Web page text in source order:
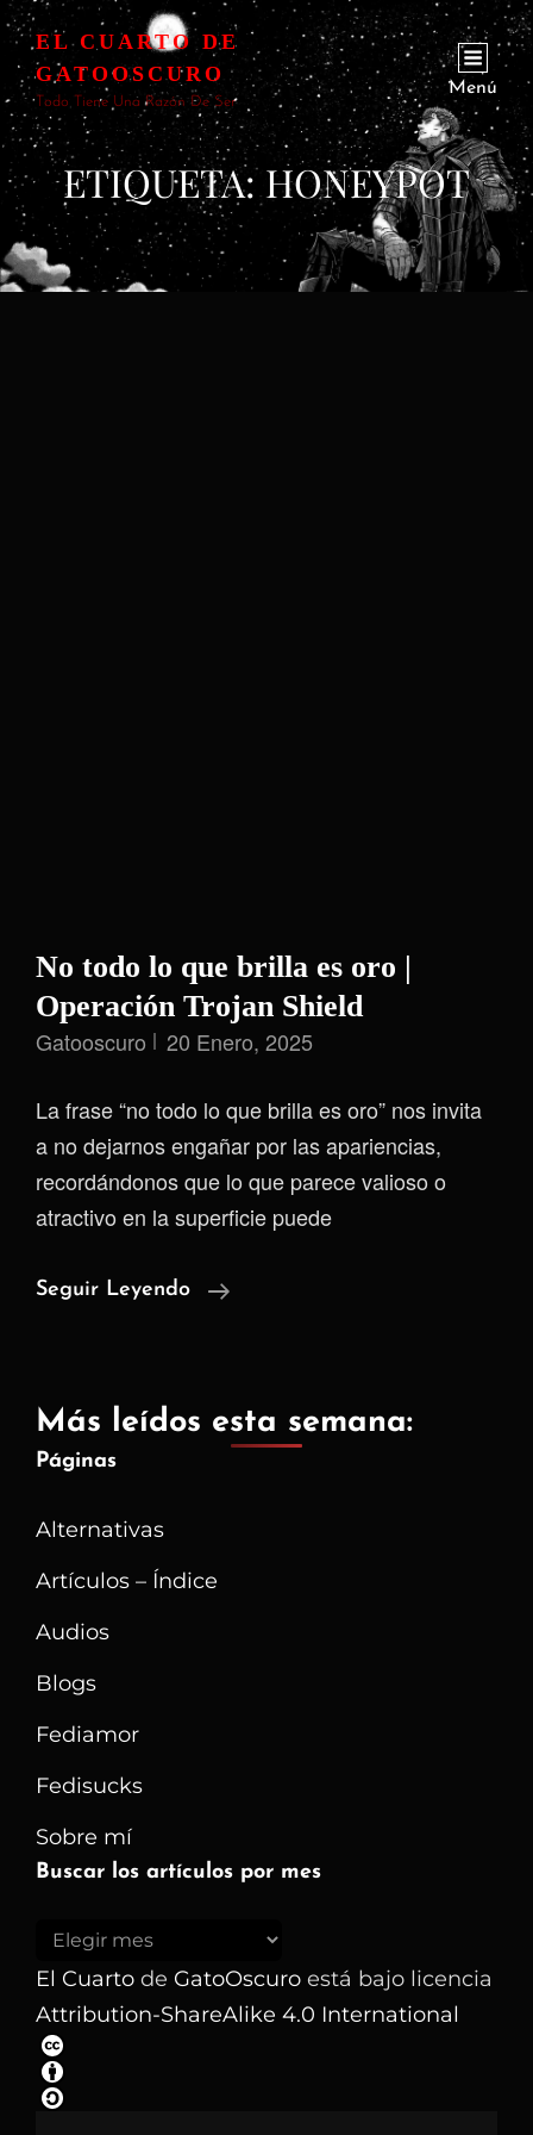
EL CUARTO DE
GATOOSCURO
Todo Tiene Una Razón De Ser
Menú
ETIQUETA:HONEYPOT
No todo lo que brilla es oro |
Operación Trojan Shield
Gatooscuro 20 Enero, 2025
La frase “no todo lo que brilla es oro” nos invita
a no dejarnos engañar por las apariencias,
recordándonos que lo que parece valioso o
atractivo en la superficie puede
Seguir Leyendo
No
Brilla
Más leídos esta semana:
Páginas
Alternativas
Artículos – Índice
Audios
Blogs
Fediamor
Fedisucks
Sobre mí
Buscar los artículos por mes
Buscar
los
artículos
por
mes
El Cuarto de GatoOscuro está bajo licencia
Attribution-ShareAlike 4.0 International